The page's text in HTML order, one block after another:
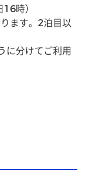
時）
ます。2泊目以
分けてご利用